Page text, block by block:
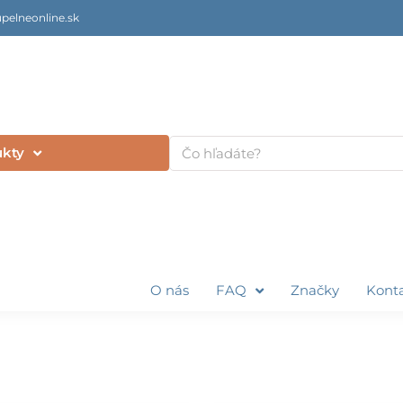
Vyhľadať
O nás FAQ Značky